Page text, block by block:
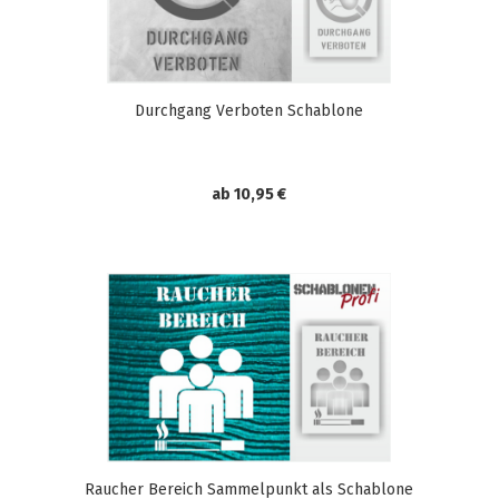
Durchgang Verboten Schablone
ab 10,95 €
Raucher Bereich Sammelpunkt als Schablone